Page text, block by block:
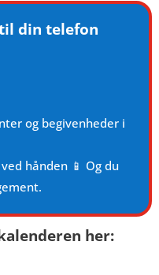
din telefon
og begivenheder i
hånden 📱 Og du
her: